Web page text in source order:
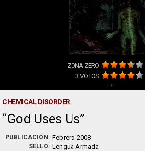
ZONA-ZERO
3VOTOS
+
CHEMICAL DISORDER
God Uses Us
PUBLICACIÓN: Febrero 2008
SELLO: Lengua Armada